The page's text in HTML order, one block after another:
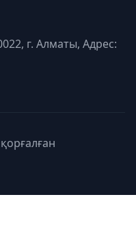
г. Алматы, Адрес: